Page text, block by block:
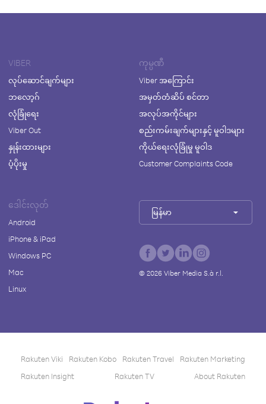
VIBER
လုပ်ဆောင်ချက်များ
ဘလော့ဂ်
လုံခြုံရေး
Viber Out
နှုန်းထားများ
ပံ့ပိုးမှု
ကုမ္ပဏီ
Viber အကြောင်း
အမှတ်တံဆိပ် စင်တာ
အလုပ်အကိုင်များ
စည်းကမ်းချက်များနှင့် မူဝါဒများ
ကိုယ်ရေးလုံခြုံမှု မူဝါဒ
Customer Complaints Code
ဒေါင်းလုတ်
Android
iPhone & iPad
Windows PC
Mac
Linux
မြန်မာ
© 2026Viber Media S.à r.l.
Rakuten Viki Rakuten Kobo Rakuten Travel
Rakuten Marketing
Rakuten Insight
Rakuten TV About Rakuten